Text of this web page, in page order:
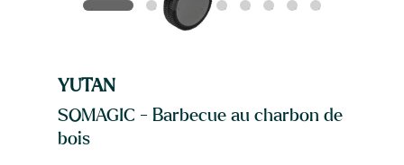
YUTAN
SOMAGIC - Barbecue au charbon de
bois